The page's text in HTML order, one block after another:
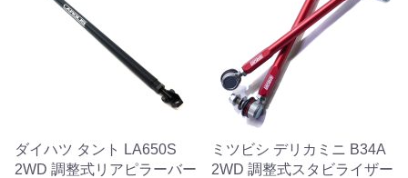
ダイハツ タント LA650S
2WD 調整式リアピラーバー
ミツビシ デリカミニ B34A
2WD 調整式スタビライザー